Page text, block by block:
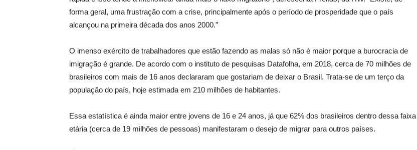
forma geral, uma frustração com a crise, principalmente após o período de prosperidade que o país
alcançou na primeira década dos anos 2000.”
O imenso exército de trabalhadores que estão fazendo as malas só não é maior porque a burocracia de
imigração é grande. De acordo com o instituto de pesquisas Datafolha, em 2018, cerca de 70 milhões de
brasileiros com mais de 16 anos declararam que gostariam de deixar o Brasil. Trata-se de um terço da
população do país, hoje estimada em 210 milhões de habitantes.
Essa estatística é ainda maior entre jovens de 16 e 24 anos, já que 62% dos brasileiros dentro dessa faixa
etária (cerca de 19 milhões de pessoas) manifestaram o desejo de migrar para outros países.